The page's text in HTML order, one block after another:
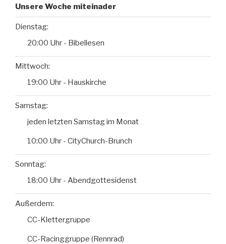
Unsere Woche miteinader
Dienstag:
20:00 Uhr - Bibellesen
Mittwoch:
19:00 Uhr - Hauskirche
Samstag:
jeden letzten Samstag im Monat
10:00 Uhr - CityChurch-Brunch
Sonntag:
18:00 Uhr - Abendgottesidenst
Außerdem:
CC-Klettergruppe
CC-Racinggruppe (Rennrad)